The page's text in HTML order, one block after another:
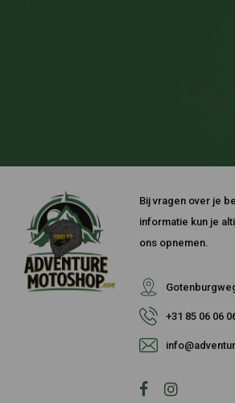
Bij vragen over je
informatie kun je
ons opnemen.
+31 85 06 06